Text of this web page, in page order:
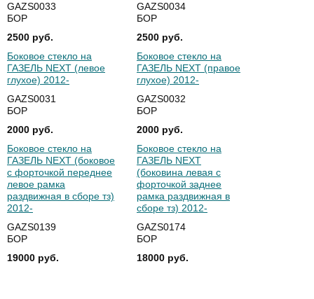
GAZS0033
БОР
2500 руб.
GAZS0034
БОР
2500 руб.
Боковое стекло на
ГАЗЕЛЬ NEXT (левое
глухое) 2012-
GAZS0031
БОР
2000 руб.
Боковое стекло на
ГАЗЕЛЬ NEXT (правое
глухое) 2012-
GAZS0032
БОР
2000 руб.
Боковое стекло на
ГАЗЕЛЬ NEXT (боковое
с форточкой переднее
левое рамка
раздвижная в сборе тз)
2012-
GAZS0139
БОР
19000 руб.
Боковое стекло на
ГАЗЕЛЬ NEXT
(боковина левая с
форточкой заднее
рамка раздвижная в
сборе тз) 2012-
GAZS0174
БОР
18000 руб.